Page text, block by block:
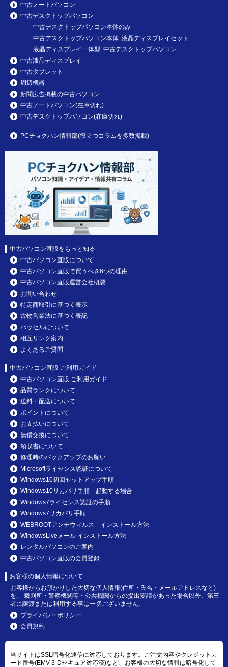
中古ノートパソコン
中古デスクトップパソコン
中古デスクトップパソコン本体のみ
中古デスクトップパソコン本体 液晶ディスプレイセット
液晶ディスプレイ一体型 中古デスクトップパソコン
中古液晶ディスプレイ
中古タブレット
周辺機器
新聞広告掲載の中古パソコン
中古ノートパソコン(在庫切れ)
中古デスクトップパソコン(在庫切れ)
PCチョクハン情報部(役立つコラムを多数掲載)
中古パソコン直販をもっと知る
中古パソコン直販について
中古パソコン直販で買うべき6つの理由
中古パソコン直販運営会社概要
お問い合わせ
特定商取引に基づく表示
古物営業法に基づく表記
パッセルについて
相互リンク案内
よくあるご質問
中古パソコン直販 ご利用ガイド
中古パソコン直販 ご利用ガイド
品質ランクについて
送料・配送について
ポイントについて
お支払いについて
無償交換について
領収書について
修理時のバックアップのお願い
Microsoftライセンス認証について
Windows10初回セットアップ手順
Windows10リカバリ手順－起動する場合－
Windows7ライセンス認証の手順
Windows7リカバリ手順
WEBROOTアンチウィルス インストール方法
WindowsLiveメール インストール方法
レンタルパソコンのご案内
中古パソコン直販の会員登録
お客様の個人情報について
お客様からお預かりした大切な個人情報(住所・氏名・メールアドレスなど)
を、 裁判所・警察機関等・公共機関からの提出要請があった場合以外、第三
者に譲渡または利用する事は一切ございません。
プライバシーポリシー
会員規約
当サイトはSSL暗号化通信に対応しております。ご注文内容やクレジットカ
ード番号(EMV 3-Dセキュア対応済)など、お客様の大切な情報は暗号化して